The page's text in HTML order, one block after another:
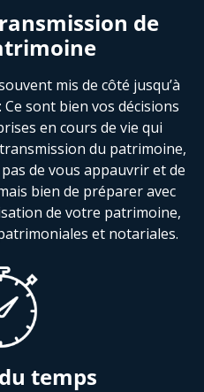
de
mis de côté jusqu’à
sont bien vos décisions
en cours de vie qui
du patrimoine,
de vous appauvrir et de
bien de préparer avec
de votre patrimoine,
et notariales.
temps